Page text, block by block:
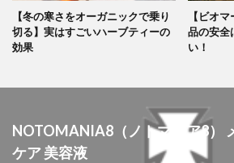
【冬の寒さをオーガニックで乗り
切る】実はすごいハーブティーの
効果
【ビオ
品の安全
い！
NOTOMANIA8（ノトマニア8）
ケア 美容液